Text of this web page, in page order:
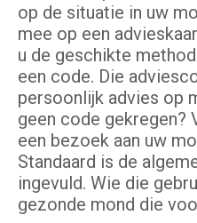
op de situatie in uw
mee op een
u de geschikte
een code. Die
persoonlijk advies op
geen code gekregen?
een bezoek aan uw
Standaard is de
ingevuld. Wie die
gezonde mond die